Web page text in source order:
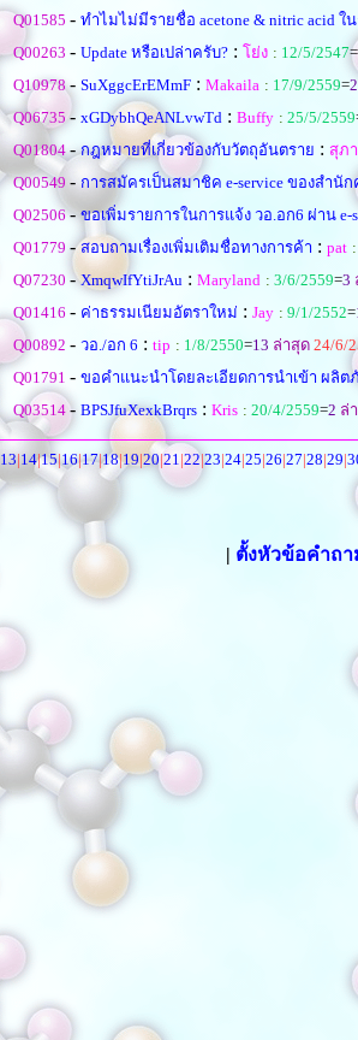
Q01585 - ทำไมไม่มีรายชื่อ acetone & nitric acid ใ
Q00263 - Update หรือเปล่าครับ? : โย่ง : 12/5/2547=
Q10978- SuXggcErEMmF : Makaila : 17/9/2559=2
Q06735 - xGDybhQeANLvwTd : Buffy : 25/5/2559
Q01804-กฎหมายที่เกี่ยวข้องกับวัตถุอันตราย : สุภา
Q00549 - การสมัครเป็นสมาชิค e-service ของสำนั
Q02506-ขอเพิ่มรายการในการแจ้ง วอ.อก6 ผ่าน e-
Q01779 -สอบถามเรื่องเพิ่มเติมชื่อทางการค้า : pat
Q07230 -XmqwIfYtiJrAu : Maryland : 3/6/2559=3
Q01416 - ค่าธรรมเนียมอัตราใหม่ : Jay : 9/1/2552=
Q00892 - วอ./อก 6 : tip : 1/8/2550=13 ล่าสุด 24/6/
Q01791 - ขอคำแนะนำโดยละเอียดการนำเข้า ผลิ
Q03514 - BPSJfuXexkBrqrs : Kris : 20/4/2559=2 ล่
13|14|15|16|17|18|19|20|21|22|23|24|25|26|27|28|29|
| ตั้งหัวข้อคำถ